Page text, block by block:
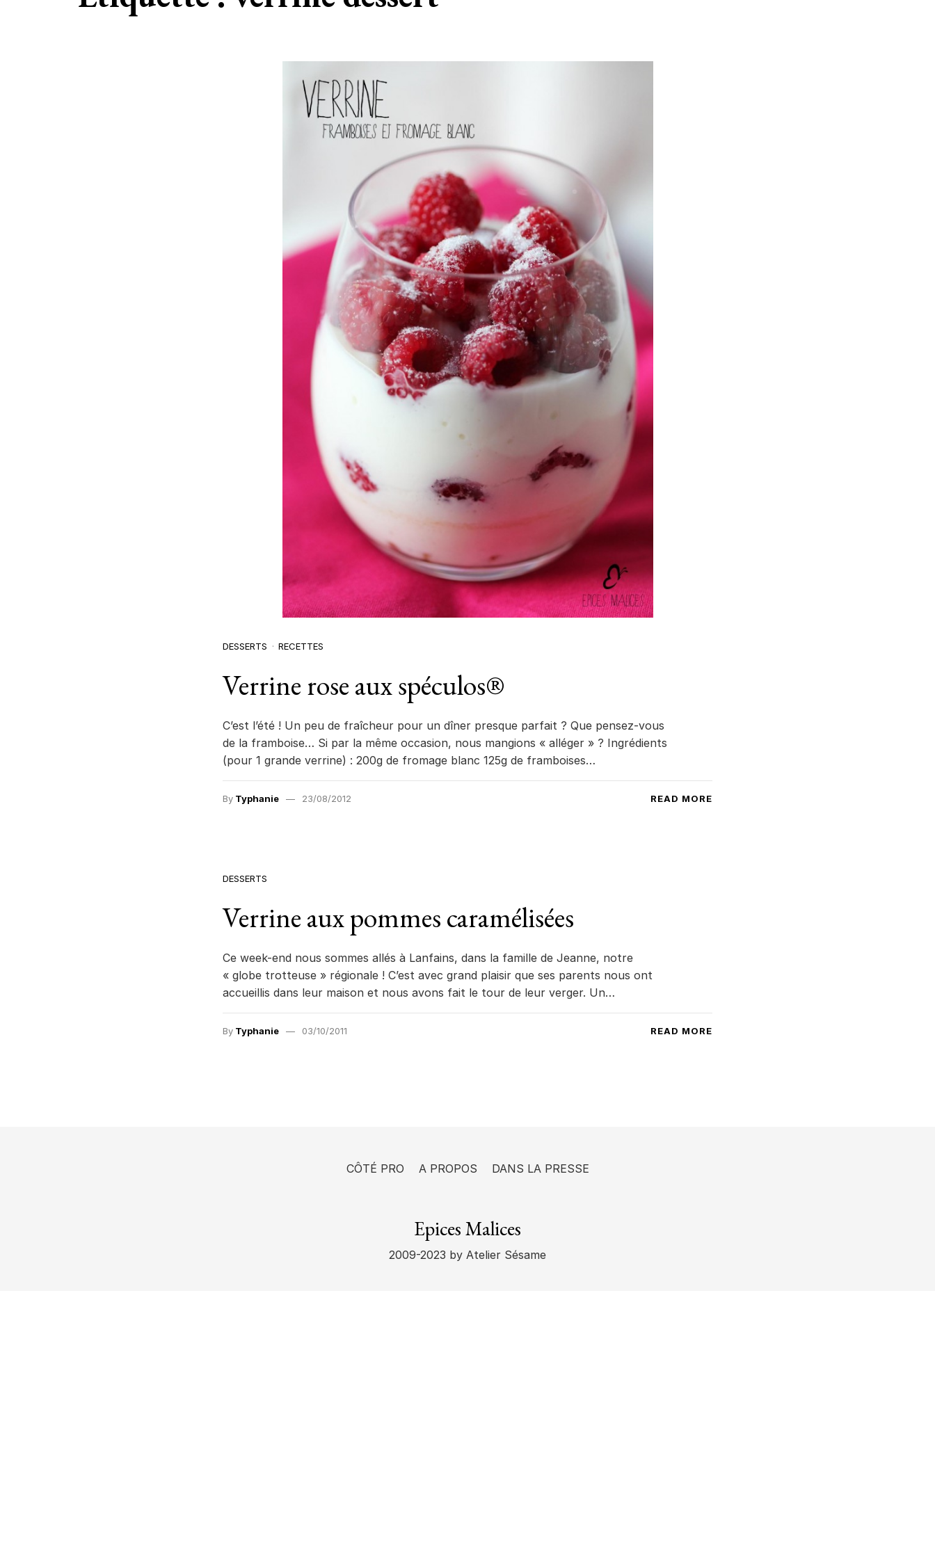
DESSERTS RECETTES
Verrine rose aux spéculos®
C’est l’été ! Un peu de fraîcheur pour un dîner presque parfait ? Que pensez-vous
de la framboise… Si par la même occasion, nous mangions « alléger » ? Ingrédients
(pour 1 grande verrine) : 200g de fromage blanc 125g de framboises…
By Typhanie 23/08/2012 READ MORE
DESSERTS
Verrine aux pommes caramélisées
Ce week-end nous sommes allés à Lanfains, dans la famille de Jeanne, notre
« globe trotteuse » régionale ! C’est avec grand plaisir que ses parents nous ont
accueillis dans leur maison et nous avons fait le tour de leur verger. Un…
By Typhanie 03/10/2011 READ MORE
CÔTÉ PRO A PROPOS DANS LA PRESSE
Epices Malices
2009-2023 by Atelier Sésame